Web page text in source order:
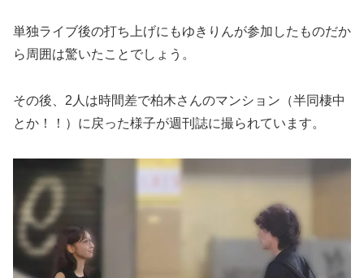
単独ライブ後の打ち上げにもゆきりんが参加したものだか
ら周囲は驚いたことでしょう。
その後、2人は時間差で柏木さんのマンション（半同棲中
とか！！）に戻った様子が週刊誌に撮られています。